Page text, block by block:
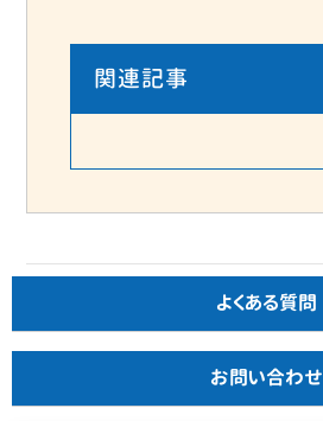
関連記事
よくある質問
お問い合わせ